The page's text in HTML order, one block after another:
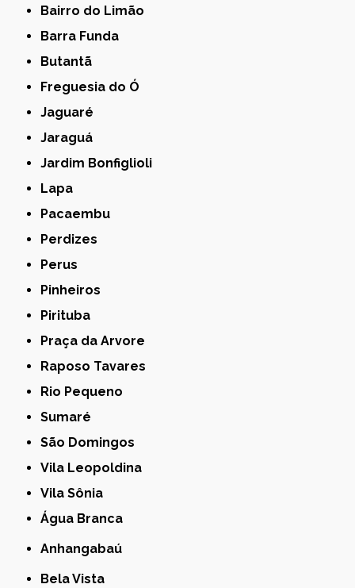
Bairro do Limão
Barra Funda
Butantã
Freguesia do Ó
Jaguaré
Jaraguá
Jardim Bonfiglioli
Lapa
Pacaembu
Perdizes
Perus
Pinheiros
Pirituba
Praça da Arvore
Raposo Tavares
Rio Pequeno
Sumaré
São Domingos
Vila Leopoldina
Vila Sônia
Água Branca
Anhangabaú
Bela Vista